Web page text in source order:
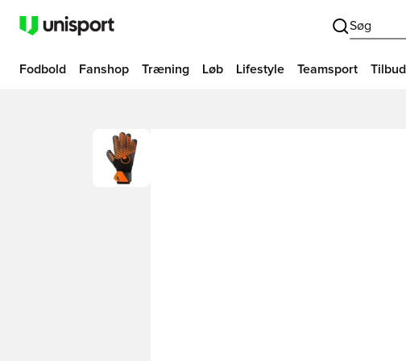
Søg
Fodbold Fanshop Træning Løb Lifestyle Teamsport Tilbud